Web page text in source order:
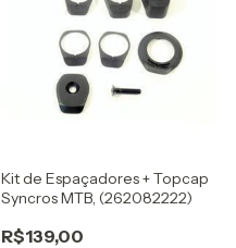
Kit de Espaçadores + Topcap
Syncros MTB, (262082222)
R$139,00